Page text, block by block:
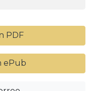
PDF
ePub